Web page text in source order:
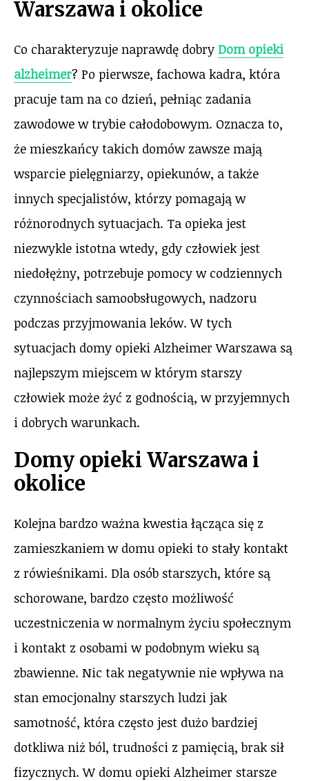
Warszawa i okolice
Co charakteryzuje naprawdę dobry Dom opieki
alzheimer? Po pierwsze, fachowa kadra, która
pracuje tam na co dzień, pełniąc zadania
zawodowe w trybie całodobowym. Oznacza to,
że mieszkańcy takich domów zawsze mają
wsparcie pielęgniarzy, opiekunów, a także
innych specjalistów, którzy pomagają w
różnorodnych sytuacjach. Ta opieka jest
niezwykle istotna wtedy, gdy człowiek jest
niedołężny, potrzebuje pomocy w codziennych
czynnościach samoobsługowych, nadzoru
podczas przyjmowania leków. W tych
sytuacjach domy opieki Alzheimer Warszawa są
najlepszym miejscem w którym starszy
człowiek może żyć z godnością, w przyjemnych
i dobrych warunkach.
Domy opieki Warszawa i
okolice
Kolejna bardzo ważna kwestia łącząca się z
zamieszkaniem w domu opieki to stały kontakt
z rówieśnikami. Dla osób starszych, które są
schorowane, bardzo często możliwość
uczestniczenia w normalnym życiu społecznym
i kontakt z osobami w podobnym wieku są
zbawienne. Nic tak negatywnie nie wpływa na
stan emocjonalny starszych ludzi jak
samotność, która często jest dużo bardziej
dotkliwa niż ból, trudności z pamięcią, brak sił
fizycznych. W domu opieki Alzheimer starsze